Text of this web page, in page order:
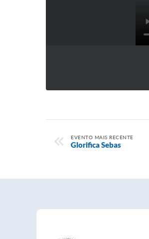
EVENTO MAIS RECENTE
Glorifica Sebas